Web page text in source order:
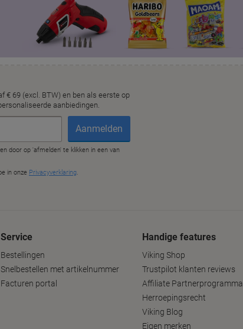
Service
Bestellingen
Snelbestellen met artikelnummer
Facturen portal
Handige features
Viking Shop
Trustpilot klanten reviews
Affiliate Partnerprogramma
Herroepingsrecht
Viking Blog
Eigen merken